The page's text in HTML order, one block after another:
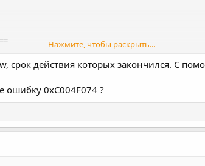
Нажмите, чтобы раскрыть...
срок действия которых закончился. С
ошибку 0xC004F074 ?